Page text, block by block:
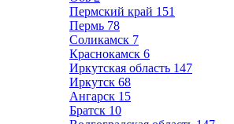
Пермский край 151
Пермь 78
Соликамск 7
Краснокамск 6
Иркутская область 147
Иркутск 68
Ангарск 15
Братск 10